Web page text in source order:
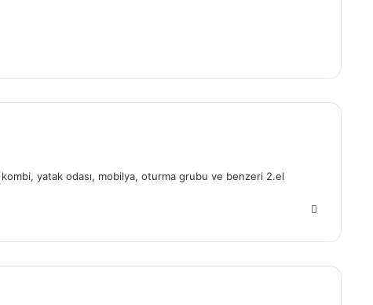
yatak odası, mobilya, oturma grubu ve benzeri 2.el
b